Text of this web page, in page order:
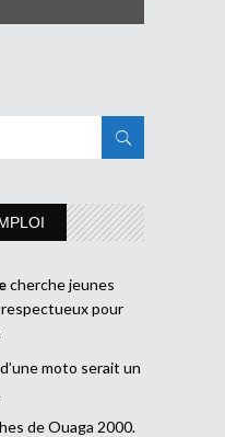
cherche jeunes
pour
moto serait un
de Ouaga 2000.